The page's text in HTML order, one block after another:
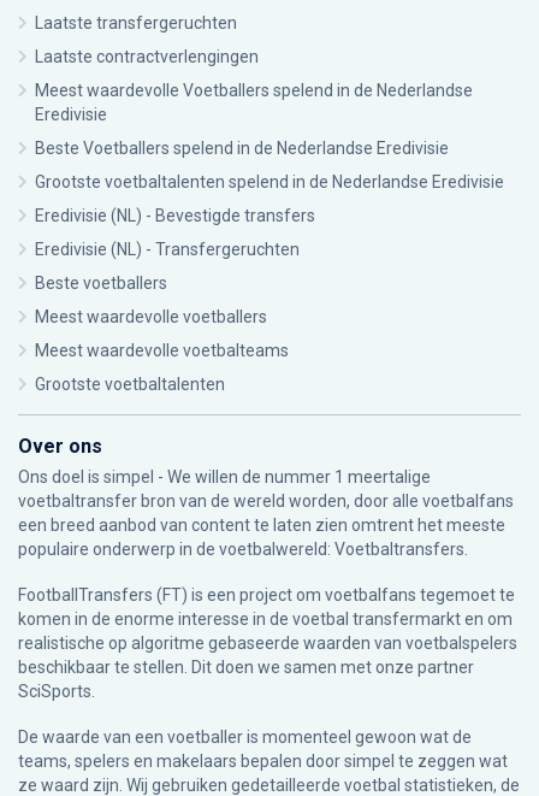
Laatste transfergeruchten
Laatste contractverlengingen
Meest waardevolle Voetballers spelend in de Nederlandse
Eredivisie
Beste Voetballers spelend in de Nederlandse Eredivisie
Grootste voetbaltalenten spelend in de Nederlandse Eredivisie
Eredivisie (NL) - Bevestigde transfers
Eredivisie (NL) - Transfergeruchten
Beste voetballers
Meest waardevolle voetballers
Meest waardevolle voetbalteams
Grootste voetbaltalenten
Over ons
Ons doel is simpel - We willen de nummer 1 meertalige
voetbaltransfer bron van de wereld worden, door alle voetbalfans
een breed aanbod van content te laten zien omtrent het meeste
populaire onderwerp in de voetbalwereld: Voetbaltransfers.
FootballTransfers (FT) is een project om voetbalfans tegemoet te
komen in de enorme interesse in de voetbal transfermarkt en om
realistische op algoritme gebaseerde waarden van voetbalspelers
beschikbaar te stellen. Dit doen we samen met onze partner
SciSports
De waarde van een voetballer is momenteel gewoon wat de
teams, spelers en makelaars bepalen door simpel te zeggen wat
ze waard zijn. Wij gebruiken gedetailleerde voetbal statistieken, de